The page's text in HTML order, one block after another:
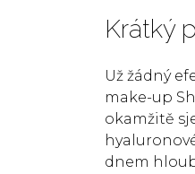
Krátký
Už žádný
make-up
okamžitě
dnem